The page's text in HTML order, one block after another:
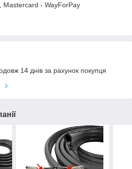
Mastercard - WayForPay
14 днів за рахунок покупця